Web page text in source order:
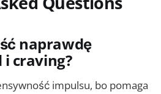
naprawdę
i craving?
impulsu, bo pomaga